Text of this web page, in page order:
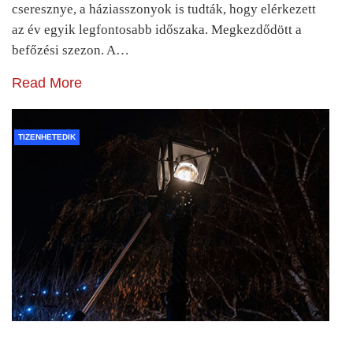
cseresznye, a háziasszonyok is tudták, hogy elérkezett
az év egyik legfontosabb időszaka. Megkezdődött a
befőzési szezon. A…
Read More
TIZENHETEDIK